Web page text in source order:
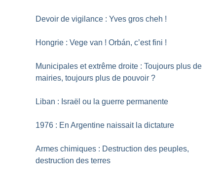
Devoir de vigilance : Yves gros cheh !
Hongrie : Vege van ! Orbán, c’est fini !
Municipales et extrême droite : Toujours plus de
mairies, toujours plus de pouvoir ?
Liban : Israël ou la guerre permanente
1976 : En Argentine naissait la dictature
Armes chimiques : Destruction des peuples,
destruction des terres